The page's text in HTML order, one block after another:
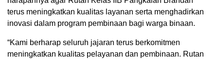
terus meningkatkan kualitas layanan serta menghadirkan
inovasi dalam program pembinaan bagi warga binaan.
“Kami berharap seluruh jajaran terus berkomitmen
meningkatkan kualitas pelayanan dan pembinaan. Rutan